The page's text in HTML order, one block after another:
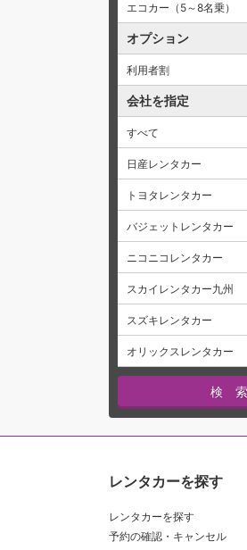
エコカー（5～8名乗）
オプション
利用者割
会社を指定
すべて
日産レンタカー
トヨタレンタカー
バジェットレンタカー
ニコニコレンタカー
スカイレンタカー九州
スズキレンタカー
オリックスレンタカー
レンタカーを探す
レンタカーを探す
予約の確認・キャンセル